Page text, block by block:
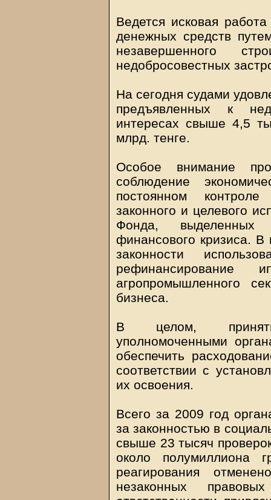
Ведется исковая
денежных средств
незавершенного
недобросовестных
На сегодня судами
предъявленных к
интересах свыше 4,5
млрд. тенге.
Особое внимание
соблюдение
постоянном
законного и целевого
Фонда, выделенных
финансового кризиса.
законности
рефинансирование
агропромышленного
бизнеса.
В целом,
уполномоченными
обеспечить
соответствии с
их освоения.
Всего за 2009 год
за законностью в
свыше 23 тысяч
около полумиллиона
реагирования
незаконных